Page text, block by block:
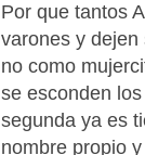
Por que tantos
varones y
no como
se esconden
segunda ya es
nombre propio